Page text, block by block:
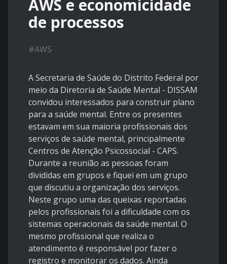
AWS e economicidade
de processos
#AWS
A Secretaria de Saúde do Distrito Federal por
meio da Diretoria de Saúde Mental - DISSAM
convidou interessados para construir plano
para a saúde mental. Entre os presentes
estavam em sua maioria profissionais dos
serviços de saúde mental, principalmente
Centros de Atenção Psicossocial - CAPS.
Durante a reunião as pessoas foram
divididas em grupos e fiquei em um grupo
que discutiu a organização dos serviços.
Neste grupo uma das queixas reportadas
pelos profissionais foi a dificuldade com os
sistemas operacionais da saúde mental. O
mesmo profissional que realiza o
atendimento é responsável por fazer o
registro e monitorar os dados. Ainda